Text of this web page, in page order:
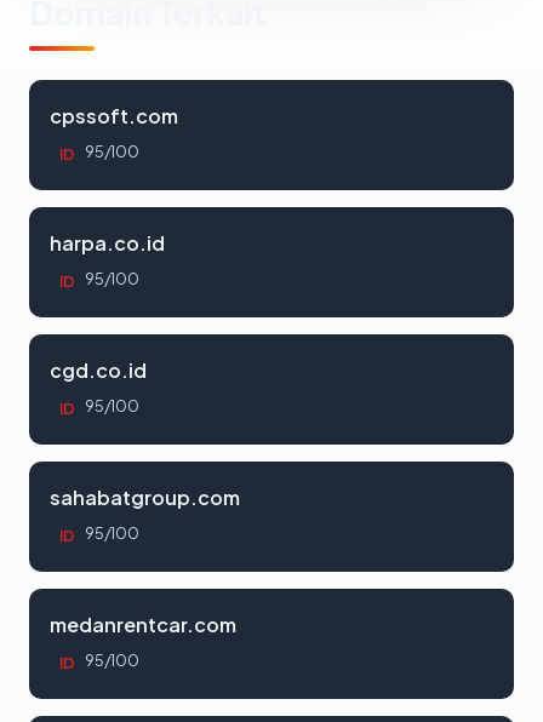
cpssoft.com
ID 95/100
harpa.co.id
ID 95/100
cgd.co.id
ID 95/100
sahabatgroup.com
ID 95/100
medanrentcar.com
ID 95/100